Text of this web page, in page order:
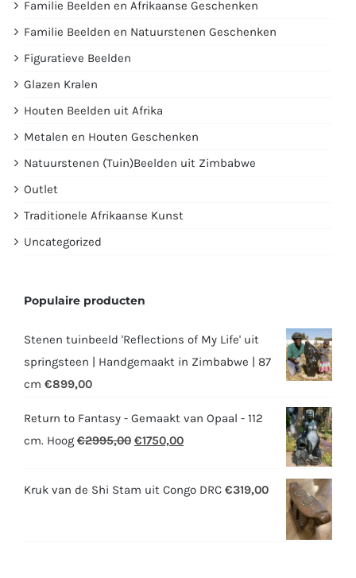
Familie Beelden en Afrikaanse Geschenken
Familie Beelden en Natuurstenen Geschenken
Figuratieve Beelden
Glazen Kralen
Houten Beelden uit Afrika
Metalen en Houten Geschenken
Natuurstenen (Tuin)Beelden uit Zimbabwe
Outlet
Traditionele Afrikaanse Kunst
Uncategorized
Populaire producten
Stenen tuinbeeld 'Reflections of My Life' uit
springsteen | Handgemaakt in Zimbabwe | 87
cm €899,00
Return to Fantasy - Gemaakt van Opaal - 112
cm. Hoog €2995,00 Oorspronkelijke
was:
€1750,00Huidige
is:
Kruk van de Shi Stam uit Congo DRC €319,00